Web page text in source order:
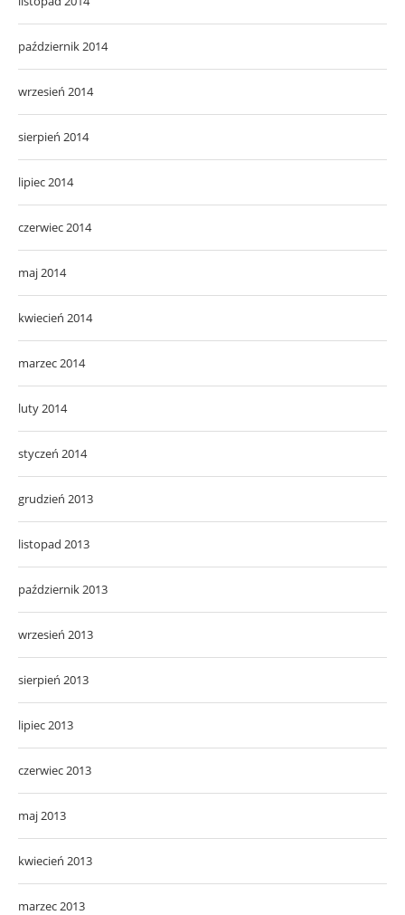
październik 2014
wrzesień 2014
sierpień 2014
lipiec 2014
czerwiec 2014
maj 2014
kwiecień 2014
marzec 2014
luty 2014
styczeń 2014
grudzień 2013
listopad 2013
październik 2013
wrzesień 2013
sierpień 2013
lipiec 2013
czerwiec 2013
maj 2013
kwiecień 2013
marzec 2013